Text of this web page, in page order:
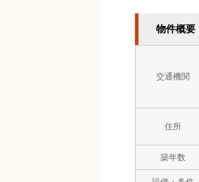
物件概要
交通機関
住所
築年数